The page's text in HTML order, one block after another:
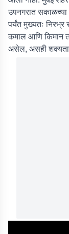
उपनगरात
पर्यंत मुख्यतः निरभ्र
कमाल आणि किमान
असेल, असही शक्यता